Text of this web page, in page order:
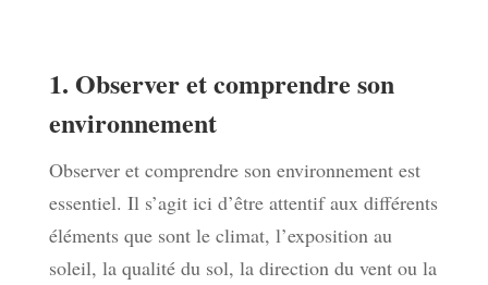
1. Observer et comprendre son
environnement
Observer et comprendre son environnement est
essentiel. Il s’agit ici d’être attentif aux différents
éléments que sont le climat, l’exposition au
soleil, la qualité du sol, la direction du vent ou la